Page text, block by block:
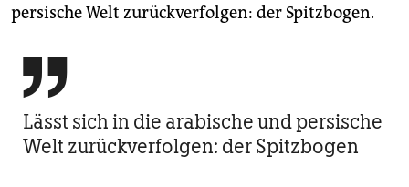
persische Welt zurückverfolgen: der Spitzbogen.

Lässt sich in die arabische und persische
Welt zurückverfolgen: der Spitzbogen